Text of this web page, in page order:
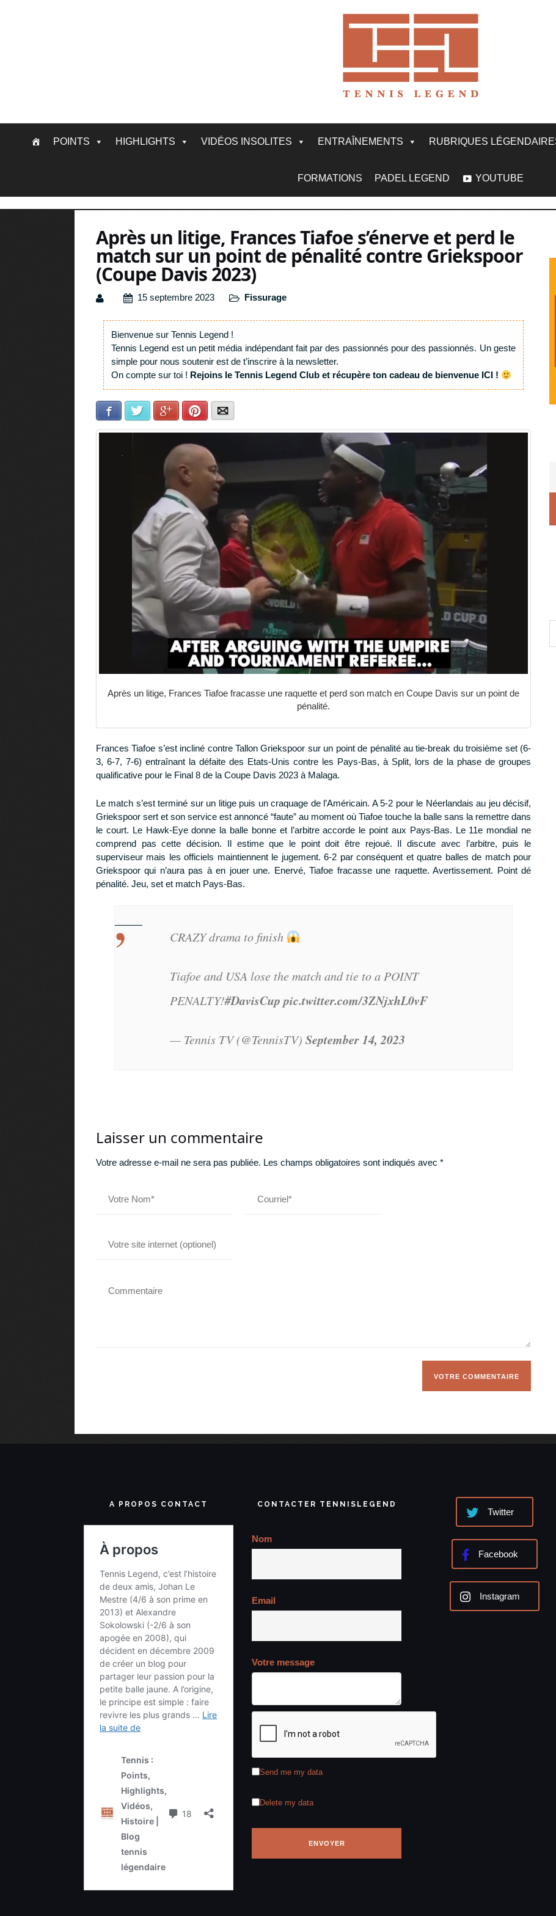
POINTS HIGHLIGHTS VIDÉOS INSOLITES ENTRAÎNEMENTS RUBRIQUES
FORMATIONS PADEL LEGEND YOUTUBE
Après un litige, Frances Tiafoe s’énerve et perd le
match sur un point de pénalité contre Griekspoor
(Coupe Davis 2023)
15 septembre 2023 Fissurage
Bienvenue sur Tennis Legend !
Tennis Legend est un petit média indépendant fait par des passionnés pour des passionnés. Un geste
simple pour nous soutenir est de t’inscrire à la newsletter.
On compte sur toi ! Rejoins le Tennis Legend Club et récupère ton cadeau de bienvenue ICI !
Facebook Twitter Google+Pinterest
Après un litige, Frances Tiafoe fracasse une raquette et perd son match en Coupe Davis sur un point de
pénalité.
Frances Tiafoe s’est incliné contre Tallon Griekspoor sur un point de pénalité au tie-break du troisième set (6-
3, 6-7, 7-6) entraînant la défaite des Etats-Unis contre les Pays-Bas, à Split, lors de la phase de groupes
qualificative pour le Final 8 de la Coupe Davis 2023 à Malaga.
Le match s’est terminé sur un litige puis un craquage de l’Américain. A 5-2 pour le Néerlandais au jeu décisif,
Griekspoor sert et son service est annoncé “faute” au moment où Tiafoe touche la balle sans la remettre dans
le court. Le Hawk-Eye donne la balle bonne et l’arbitre accorde le point aux Pays-Bas. Le 11e mondial ne
comprend pas cette décision. Il estime que le point doit être rejoué. Il discute avec l’arbitre, puis le
superviseur mais les officiels maintiennent le jugement. 6-2 par conséquent et quatre balles de match pour
Griekspoor qui n’aura pas à en jouer une. Enervé, Tiafoe fracasse une raquette. Avertissement. Point dé
pénalité. Jeu, set et match Pays-Bas.
CRAZY drama to finish
Tiafoe and USA lose the match and tie to a POINT
PENALTY!#DavisCup pic.twitter.com/3ZNjxhL0vF
— Tennis TV (@TennisTV) September 14, 2023
Laisser un commentaire
Votre adresse e-mail ne sera pas publiée. Les champs obligatoires sont indiqués avec *
A PROPOS CONTACT CONTACTER TENNISLEGEND
Nom
Email
Votre message
Send me my data
Delete my data
Twitter
Facebook
Instagram